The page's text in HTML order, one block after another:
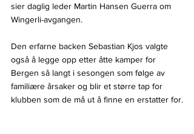
sier daglig leder Martin Hansen Guerra om
Wingerli-avgangen.
Den erfarne backen Sebastian Kjos valgte
også å legge opp etter åtte kamper for
Bergen så langt i sesongen som følge av
familiære årsaker og blir et større tap for
klubben som de må ut å finne en erstatter for.